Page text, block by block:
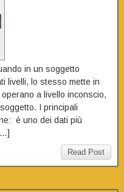
in un soggetto
livelli, lo stesso mette in
a livello inconscio,
I principali
è uno dei dati più
Read Post